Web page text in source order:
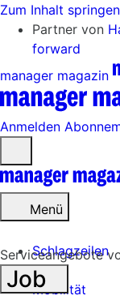
Zum Inhalt springen
Partner von
forward
manager magazin
Anmelden
öffnen
Menü
Schlagzeilen
Mobilität
Serviceangebote
Job